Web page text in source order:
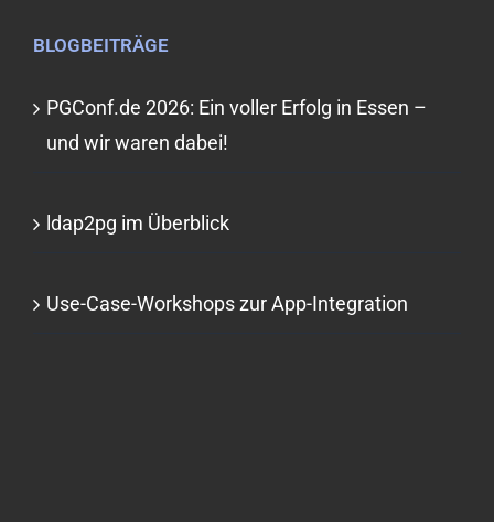
BLOGBEITRÄGE
PGConf.de 2026: Ein voller Erfolg in Essen –
und wir waren dabei!
ldap2pg im Überblick
Use-Case-Workshops zur App-Integration